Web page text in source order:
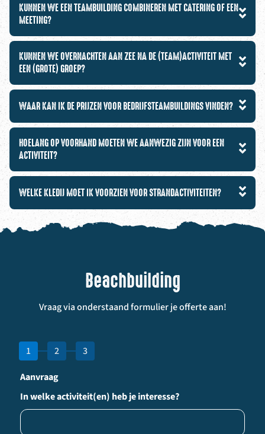
KUNNEN WE EEN TEAMBUILDING COMBINEREN MET CATERING OF EEN
MEETING?
KUNNEN WE OVERNACHTEN AAN ZEE NA DE (TEAM)ACTIVITEIT MET
EEN (GROTE) GROEP?
WAAR KAN IK DE PRIJZEN VOOR BEDRIJFSTEAMBUILDINGS VINDEN?
HOELANG OP VOORHAND MOETEN WE AANWEZIG ZIJN VOOR EEN
ACTIVITEIT?
WELKE KLEDIJ MOET IK VOORZIEN VOOR STRANDACTIVITEITEN?
Beachbuilding
Vraag via onderstaand formulier je offerte aan!
1 2
3
Aanvraag
In welke activiteit(en) heb je interesse?